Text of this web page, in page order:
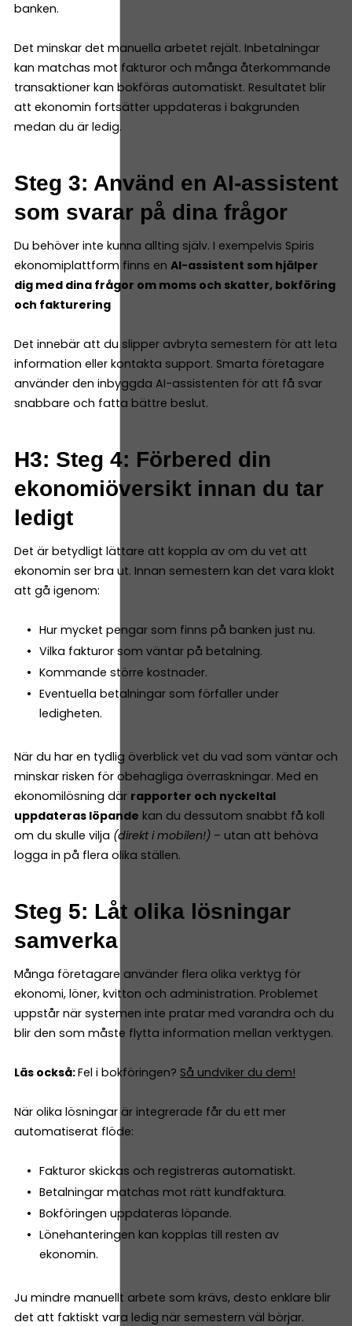
banken.
Det minskar det manuella arbetet rejält. Inbetalningar
kan matchas mot fakturor och många återkommande
transaktioner kan bokföras automatiskt. Resultatet blir
att ekonomin fortsätter uppdateras i bakgrunden
medan du är ledig.
Steg 3: Använd en AI-assistent
som svarar på dina frågor
Du behöver inte kunna allting själv. I exempelvis Spiris
ekonomiplattform finns en AI-assistent som hjälper
dig med dina frågor om moms och skatter, bokföring
och fakturering
Det innebär att du slipper avbryta semestern för att leta
information eller kontakta support. Smarta företagare
använder den inbyggda AI-assistenten för att få svar
snabbare och fatta bättre beslut.
H3: Steg 4: Förbered din
ekonomiöversikt innan du tar
ledigt
Det är betydligt lättare att koppla av om du vet att
ekonomin ser bra ut. Innan semestern kan det vara klokt
att gå igenom:
Hur mycket pengar som finns på banken just nu.
Vilka fakturor som väntar på betalning.
Kommande större kostnader.
Eventuella betalningar som förfaller under
ledigheten.
När du har en tydlig överblick vet du vad som väntar och
minskar risken för obehagliga överraskningar. Med en
ekonomilösning där rapporter och nyckeltal
uppdateras löpande kan du dessutom snabbt få koll
om du skulle vilja (direkt i mobilen!) – utan att behöva
logga in på flera olika ställen.
Steg 5: Låt olika lösningar
samverka
Många företagare använder flera olika verktyg för
ekonomi, löner, kvitton och administration. Problemet
uppstår när systemen inte pratar med varandra och du
blir den som måste flytta information mellan verktygen.
Läs också:Fel i bokföringen? Så undviker du dem!
När olika lösningar är integrerade får du ett mer
automatiserat flöde:
Fakturor skickas och registreras automatiskt.
Betalningar matchas mot rätt kundfaktura.
Bokföringen uppdateras löpande.
Lönehanteringen kan kopplas till resten av
ekonomin.
Ju mindre manuellt arbete som krävs, desto enklare blir
det att faktiskt vara ledig när semestern väl börjar.